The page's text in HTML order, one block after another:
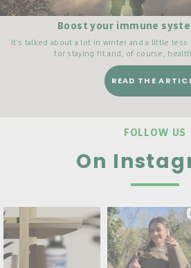
Boost your immune
It's talked about a lot in winter and a little
for staying fit and, of course,
READ THE
FOLLOW US
On